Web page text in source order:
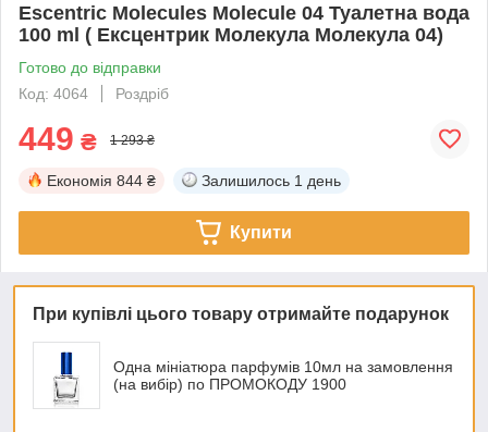
Escentric Molecules Molecule 04 Туалетна вода
100 ml ( Ексцентрик Молекула Молекула 04)
Готово до відправки
Код: 4064
Роздріб
449 ₴ 1 293 ₴
Економія 844 ₴ Залишилось 1 день
Купити
При купівлі цього товару отримайте подарунок
Одна мініатюра парфумів 10мл на замовлення
(на вибір) по ПРОМОКОДУ 1900